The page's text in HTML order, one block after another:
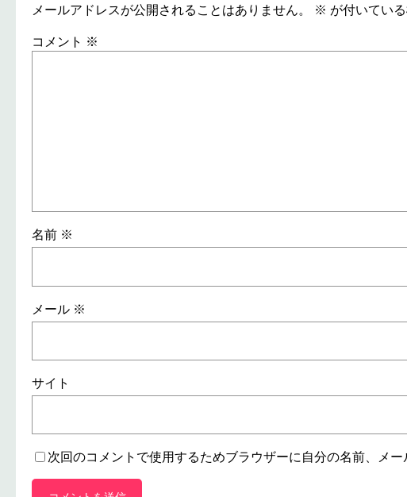
メールアドレスが公開されることはありません。 ※ が付いてい
コメント ※
名前 ※
メール ※
サイト
次回のコメントで使用するためブラウザーに自分の名前、メー